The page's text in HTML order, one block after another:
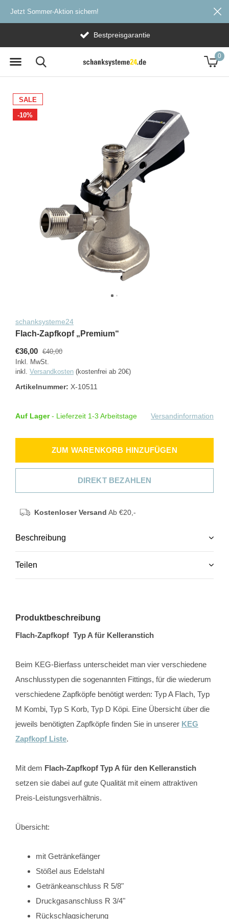
0
Bestpreisgarantie
Jetzt Sommer-Aktion sichern!
SALE
-10%
schanksysteme24
Flach-Zapfkopf „Premium“
€36,00 €40,00
Inkl. MwSt.
inkl. Versandkosten (kostenfrei ab 20€)
Artikelnummer: X-10511
Auf Lager- Lieferzeit 1-3 Arbeitstage Versandinformation
ZUM WARENKORB HINZUFÜGEN
DIREKT BEZAHLEN
Kostenloser Versand Ab €20,-
Beschreibung
Teilen
Produktbeschreibung
Flach-Zapfkopf Typ A für Kelleranstich
Beim KEG-Bierfass unterscheidet man vier verschiedene
Anschlusstypen die sogenannten Fittings, für die wiederum
verschiedene Zapfköpfe benötigt werden: Typ A Flach, Typ
M Kombi, Typ S Korb, Typ D Köpi. Eine Übersicht über die
jeweils benötigten Zapfköpfe finden Sie in unserer KEG
Zapfkopf Liste.
Mit dem Flach-Zapfkopf Typ A für den Kelleranstich
setzen sie dabei auf gute Qualität mit einem attraktiven
Preis-Leistungsverhältnis.
Übersicht:
mit Getränkefänger
Stößel aus Edelstahl
Getränkeanschluss R 5/8"
Druckgasanschluss R 3/4"
Rückschlagsicherung